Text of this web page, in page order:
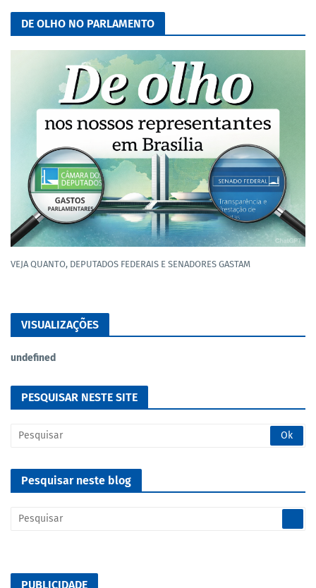
DE OLHO NO PARLAMENTO
VEJA QUANTO, DEPUTADOS FEDERAIS E SENADORES GASTAM
VISUALIZAÇÕES
undefned
PESQUISAR NESTE SITE
Pesquisar neste blog
PUBLICIDADE